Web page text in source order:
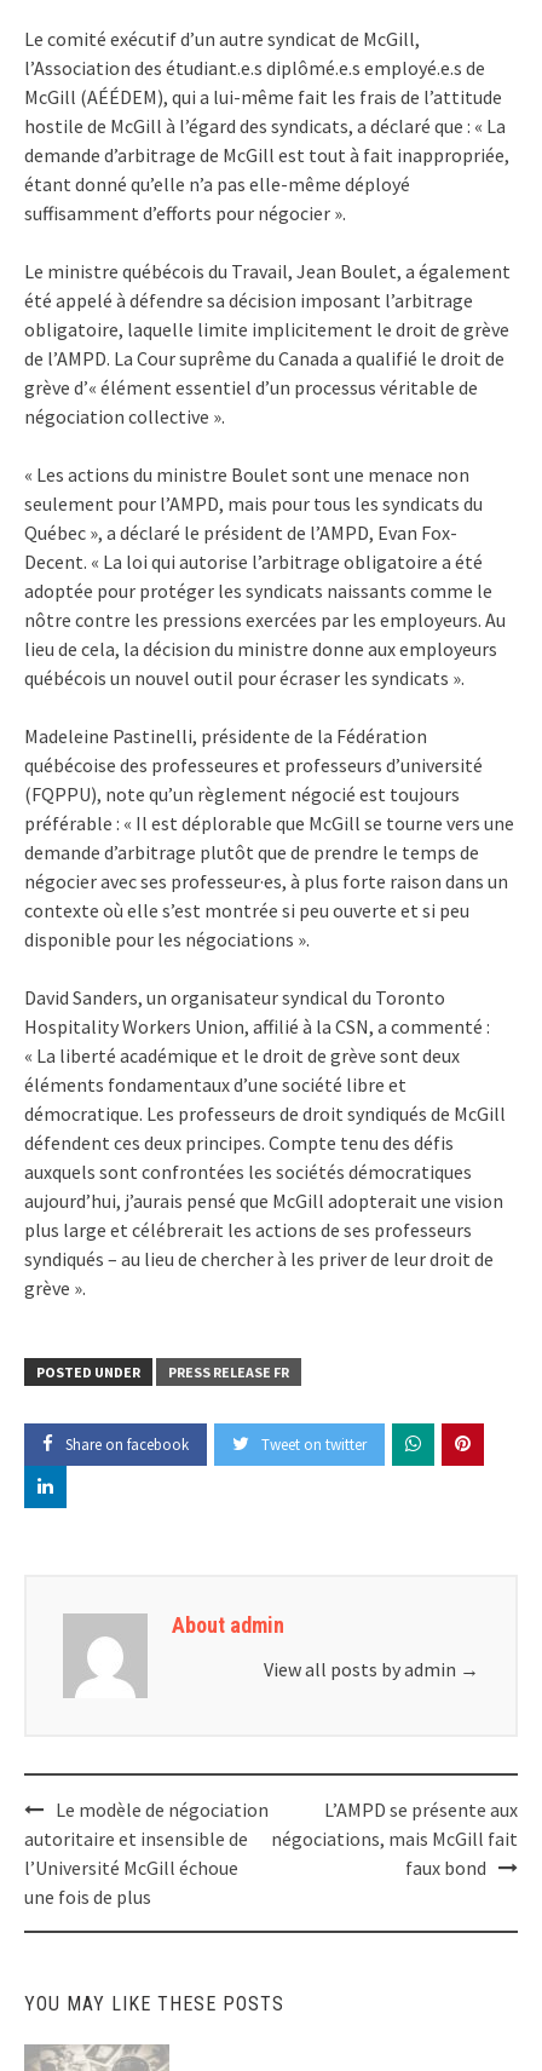
Le comité exécutif d’un autre syndicat de McGill,
l’Association des étudiant.e.s diplômé.e.s employé.e.s de
McGill (AÉÉDEM), qui a lui-même fait les frais de l’attitude
hostile de McGill à l’égard des syndicats, a déclaré que : « La
demande d’arbitrage de McGill est tout à fait inappropriée,
étant donné qu’elle n’a pas elle-même déployé
suffisamment d’efforts pour négocier ».
Le ministre québécois du Travail, Jean Boulet, a également
été appelé à défendre sa décision imposant l’arbitrage
obligatoire, laquelle limite implicitement le droit de grève
de l’AMPD. La Cour suprême du Canada a qualifié le droit de
grève d’« élément essentiel d’un processus véritable de
négociation collective ».
« Les actions du ministre Boulet sont une menace non
seulement pour l’AMPD, mais pour tous les syndicats du
Québec », a déclaré le président de l’AMPD, Evan Fox-
Decent. « La loi qui autorise l’arbitrage obligatoire a été
adoptée pour protéger les syndicats naissants comme le
nôtre contre les pressions exercées par les employeurs. Au
lieu de cela, la décision du ministre donne aux employeurs
québécois un nouvel outil pour écraser les syndicats ».
Madeleine Pastinelli, présidente de la Fédération
québécoise des professeures et professeurs d’université
(FQPPU), note qu’un règlement négocié est toujours
préférable : « Il est déplorable que McGill se tourne vers une
demande d’arbitrage plutôt que de prendre le temps de
négocier avec ses professeur·es, à plus forte raison dans un
contexte où elle s’est montrée si peu ouverte et si peu
disponible pour les négociations ».
David Sanders, un organisateur syndical du Toronto
Hospitality Workers Union, affilié à la CSN, a commenté :
« La liberté académique et le droit de grève sont deux
éléments fondamentaux d’une société libre et
démocratique. Les professeurs de droit syndiqués de McGill
défendent ces deux principes. Compte tenu des défis
auxquels sont confrontées les sociétés démocratiques
aujourd’hui, j’aurais pensé que McGill adopterait une vision
plus large et célébrerait les actions de ses professeurs
syndiqués – au lieu de chercher à les priver de leur droit de
grève ».
POSTED UNDER PRESS RELEASE FR
Share on facebook Tweet on twitter
About admin
View all posts by admin →
Post
navigation
Le modèle de négociation
autoritaire et insensible de
l’Université McGill échoue
une fois de plus
L’AMPD se présente aux
négociations, mais McGill fait
faux bond
YOU MAY LIKE THESE POSTS